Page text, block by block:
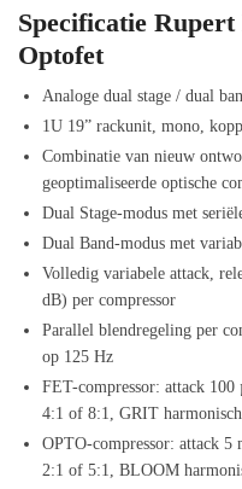
Specificatie Rupert
Optofet
Analoge dual stage / dual
1U 19” rackunit, mono,
Combinatie van nieuw
geoptimaliseerde optische
Dual Stage-modus met
Dual Band-modus met
Volledig variabele attack,
dB) per compressor
Parallel blendregeling per
op 125 Hz
FET-compressor: attack
4:1 of 8:1, GRIT
OPTO-compressor: attack 5
2:1 of 5:1, BLOOM